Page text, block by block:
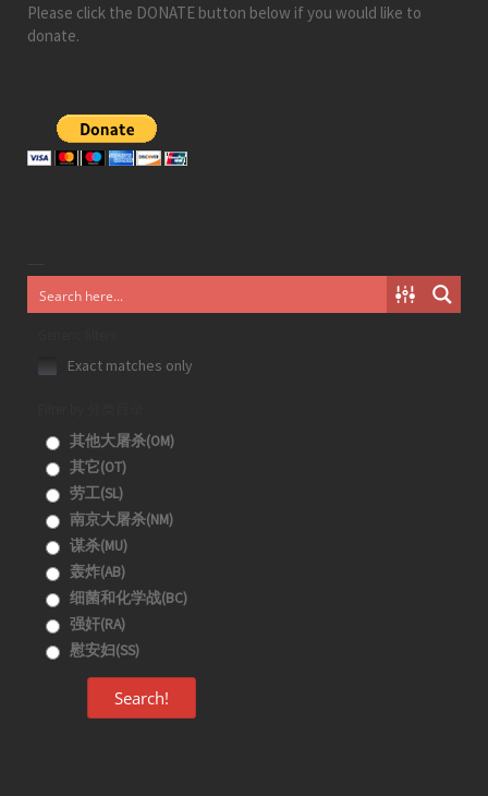
Please click the DONATE button below if you would like to
donate.
Exact matches only
其他大屠杀(OM)
其它(OT)
劳工(SL)
南京大屠杀(NM)
谋杀(MU)
轰炸(AB)
细菌和化学战(BC)
强奸(RA)
慰安妇(SS)
Search!